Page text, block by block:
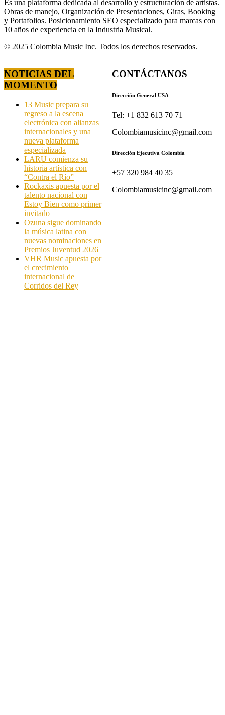
Es una plataforma dedicada al desarrollo y estructuración de artistas.
Obras de manejo, Organización de Presentaciones, Giras, Booking
y Portafolios. Posicionamiento SEO especializado para marcas con
10 años de experiencia en la Industria Musical.
© 2025 Colombia Music Inc. Todos los derechos reservados.
NOTICIAS DEL
MOMENTO
13 Music prepara su
regreso a la escena
electrónica con alianzas
internacionales y una
nueva plataforma
especializada
LARU comienza su
historia artística con
“Contra el Río”
Rockaxis apuesta por el
talento nacional con
Estoy Bien como primer
invitado
Ozuna sigue dominando
la música latina con
nuevas nominaciones en
Premios Juventud 2026
VHR Music apuesta por
el crecimiento
internacional de
Corridos del Rey
CONTÁCTANOS
Dirección General USA
Tel: +1 832 613 70 71
Colombiamusicinc@gmail.com
Dirección Ejecutiva Colombia
+57 320 984 40 35
Colombiamusicinc@gmail.com